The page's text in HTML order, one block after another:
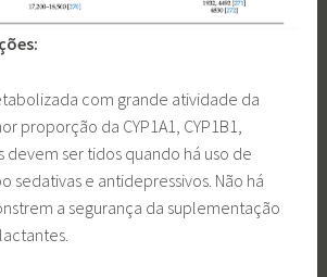
com grande atividade da
proporção da CYP1A1, CYP1B1,
devem ser tidos quando há uso de
sedativas e antidepressivos. Não há
a segurança da suplementação